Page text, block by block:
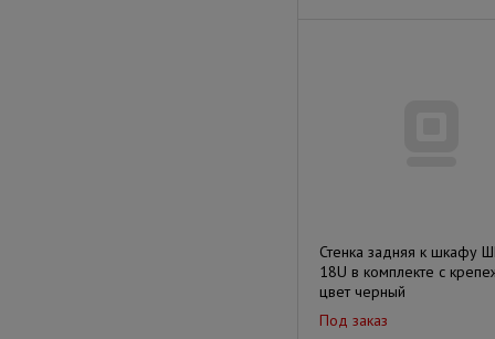
Стенка задняя к шкафу
18U в комплекте с
цвет черный
Под заказ